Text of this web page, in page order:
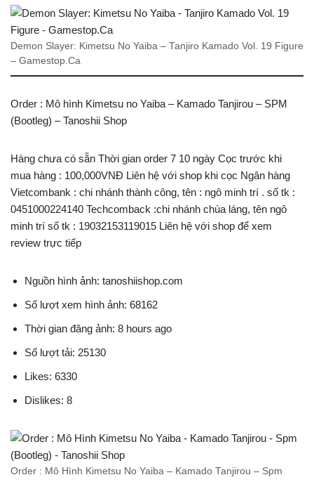
Demon Slayer: Kimetsu No Yaiba – Tanjiro Kamado Vol. 19 Figure
– Gamestop.Ca
Order : Mô hình Kimetsu no Yaiba – Kamado Tanjirou – SPM
(Bootleg) – Tanoshii Shop
Hàng chưa có sẵn Thời gian order 7 10 ngày Cọc trước khi
mua hàng : 100,000VNĐ Liên hệ với shop khi cọc Ngân hàng
Vietcombank : chi nhánh thành công, tên : ngô minh trí . số tk :
0451000224140 Techcomback :chi nhánh chùa láng, tên ngô
minh trí số tk : 19032153119015 Liên hệ với shop để xem
review trực tiếp
Nguồn hình ảnh: tanoshiishop.com
Số lượt xem hình ảnh: 68162
Thời gian đăng ảnh: 8 hours ago
Số lượt tải: 25130
Likes: 6330
Dislikes: 8
Order : Mô Hình Kimetsu No Yaiba – Kamado Tanjirou – Spm